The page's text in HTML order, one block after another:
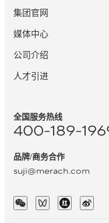
集团官网
媒体中心
公司介绍
人才引进
全国服务热线
400-189-
品牌/商务合作
suji@merach.com